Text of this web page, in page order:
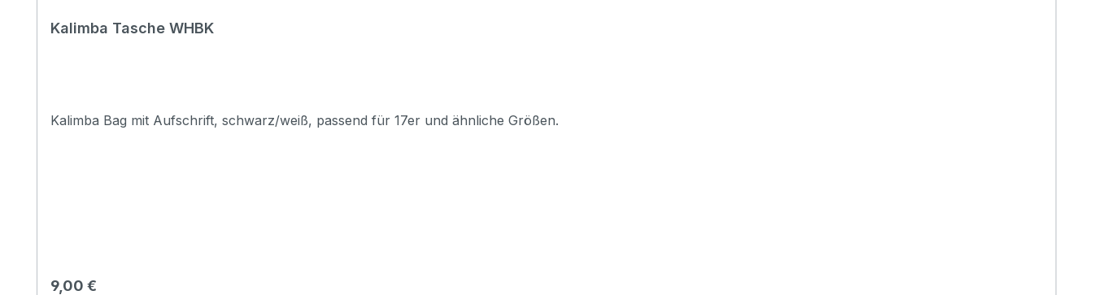
Kalimba Tasche WHBK
Kalimba Bag mit Aufschrift, schwarz/weiß, passend für 17er und ähnliche Größen.
Regulärer Preis:
9,00 €